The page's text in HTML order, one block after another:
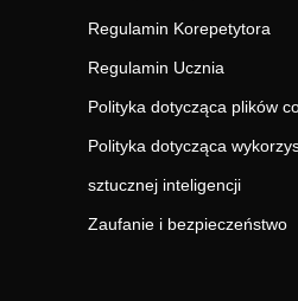
Regulamin Korepetytora
Regulamin Ucznia
Polityka dotycząca plików
Polityka dotycząca
sztucznej inteligencji
Zaufanie i bezpieczeństwo